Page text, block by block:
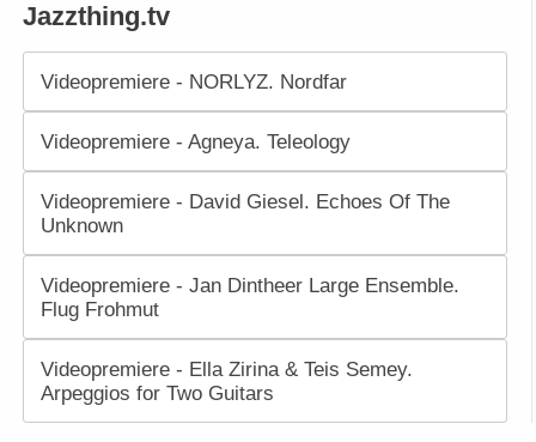
Jazzthing.tv
Videopremiere - NORLYZ. Nordfar
Videopremiere - Agneya. Teleology
Videopremiere - David Giesel. Echoes Of The
Unknown
Videopremiere - Jan Dintheer Large Ensemble.
Flug Frohmut
Videopremiere - Ella Zirina & Teis Semey.
Arpeggios for Two Guitars